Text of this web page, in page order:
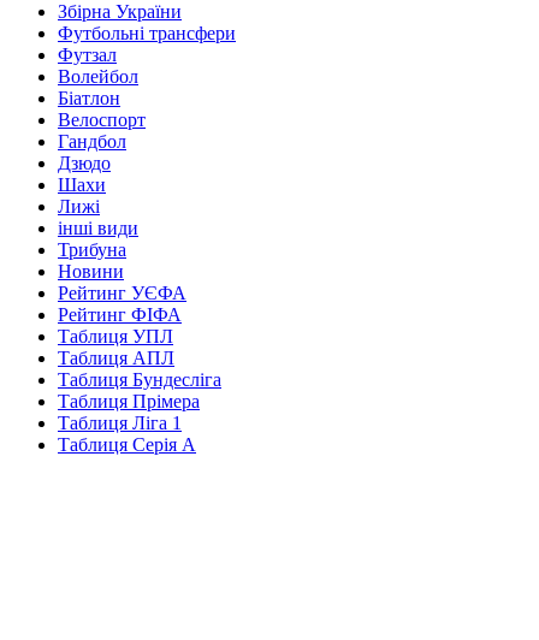
Збірна України
Футбольні трансфери
Футзал
Волейбол
Біатлон
Велоспорт
Гандбол
Дзюдо
Шахи
Лижі
інші види
Трибуна
Новини
Рейтинг УЄФА
Рейтинг ФІФА
Таблиця УПЛ
Таблиця АПЛ
Таблиця Бундесліга
Таблиця Прімера
Таблиця Ліга 1
Таблиця Серія А